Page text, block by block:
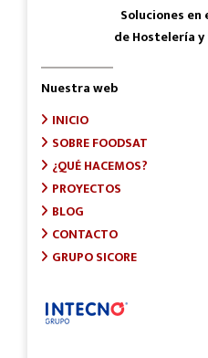
Soluciones
de Hostelería
Nuestra web
INICIO
SOBRE FOODSAT
¿QUÉ HACEMOS?
PROYECTOS
BLOG
CONTACTO
GRUPO SICORE